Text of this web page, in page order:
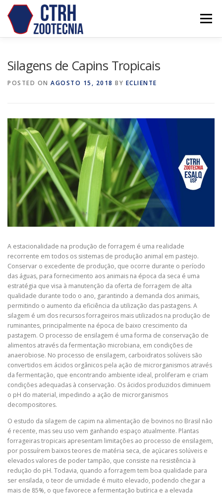
content
Menu
Silagens de Capins Tropicais
POSTED ON AGOSTO 15, 2018 BY ECLIENTE
A estacionalidade na produção de forragem é uma realidade
recorrente em todos os sistemas de produção animal em pastejo.
Conservar o excedente de produção, que ocorre durante o período
das águas, para fornecimento aos animais na época da seca é uma
estratégia que visa à manutenção da oferta de forragem de alta
qualidade durante todo o ano, garantindo a demanda dos animais,
permitindo o aumento da eficiência da utilização das pastagens. A
silagem é um dos recursos forrageiros mais utilizados na produção de
ruminantes, principalmente na época de baixo crescimento da
pastagem. O processo de ensilagem é uma forma de conservação de
alimentos através da fermentação microbiana, em condições de
anaerobiose. No processo de ensilagem, carboidratos solúveis são
convertidos em ácidos orgânicos pela ação de microrganismos através
da fermentação, que encontrando ambiente ideal, proliferam e criam
condições adequadas à conservação. Os ácidos produzidos diminuem
o pH do material, impedindo a ação de microrganismos
decompositores.
O estudo da silagem de capim na alimentação de bovinos no Brasil não
é recente, mas seu uso vem ganhando espaço atualmente. Plantas
forrageiras tropicais apresentam limitações ao processo de ensilagem,
por possuírem baixos teores de matéria seca, de açúcares solúveis e
elevados valores de poder tampão, que consiste na resistência à
redução do pH. Todavia, quando a forragem tem boa qualidade para
ser ensilada, o teor de umidade é muito elevado, podendo chegar a
mais de 85%, o que favorece a fermentação butírica e a elevada